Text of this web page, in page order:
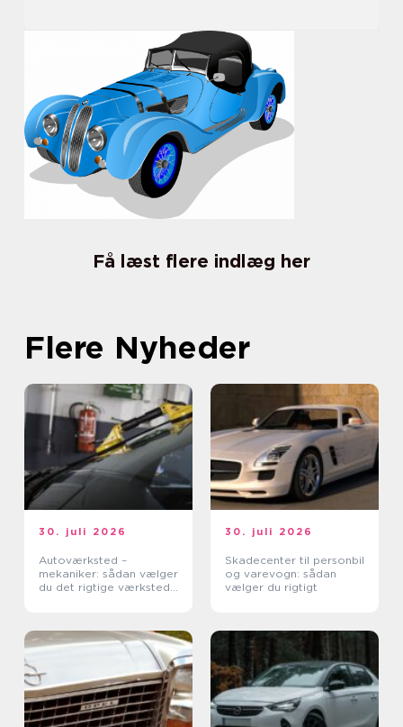
Få læst flere indlæg her
Flere Nyheder
30. juli 2026
Autoværksted –
mekaniker: sådan vælger
du det rigtige værksted
30. juli 2026
Skadecenter til personbil
og varevogn: sådan
vælger du rigtigt